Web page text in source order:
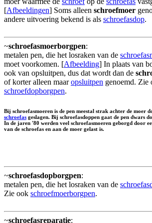
[Afbeeldingen] Soms alleen schroefmoer
andere uitvoering bekend is als schroefasdop.
~schroefasmoerborgpen:
metalen pen, die het losraken van de
moet voorkomen. [Afbeelding] In plaats van
ook van opsluitpen, dus dat wordt dan de
of korter alleen maaropsluitpen genoemd. Zie
schroefdopborgpen.
Bij schroefasmoeren is de pen meestal strak achter de moer
schroefas geslagen. Bij schroefasdoppen gaat de pen dwars
In de jaren '80 werden veel schroefasmoeren geborgd door
van de schroefas en aan de moer gelast is.
~schroefasdopborgpen:
metalen pen, die het losraken van de
Zie ook schroefmoerborgpen.
~schroefasreparatie: